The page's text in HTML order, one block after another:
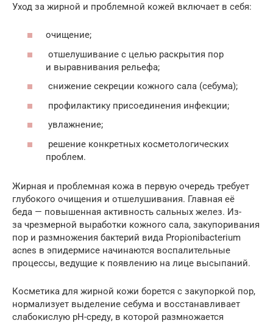
Уход за жирной и проблемной кожей включает в себя:
очищение;
отшелушивание с целью раскрытия пор
и выравнивания рельефа;
снижение секреции кожного сала (себума);
профилактику присоединения инфекции;
увлажнение;
решение конкретных косметологических
проблем.
Жирная и проблемная кожа в первую очередь требует
глубокого очищения и отшелушивания. Главная её
беда — повышенная активность сальных желез. Из-
за чрезмерной выработки кожного сала, закупоривания
пор и размножения бактерий вида Propionibacterium
acnes в эпидермисе начинаются воспалительные
процессы, ведущие к появлению на лице высыпаний.
Косметика для жирной кожи борется с закупоркой пор,
нормализует выделение себума и восстанавливает
слабокислую pH-среду, в которой размножается